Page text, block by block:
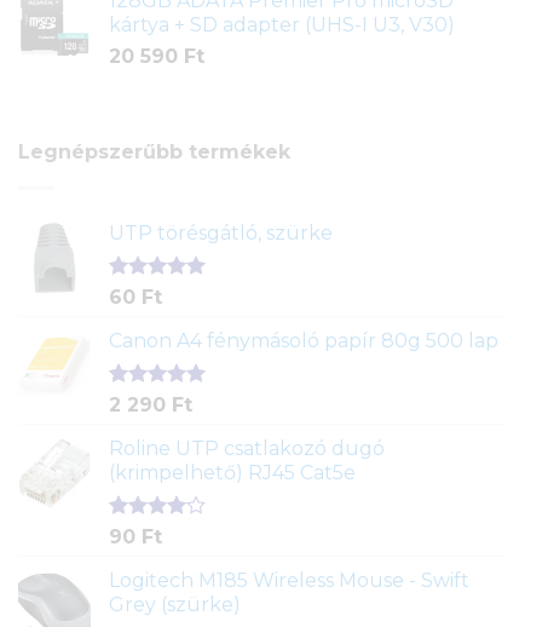
kártya + SD adapter (UHS-I U3, V30)
20 590 Ft
Legnépszerűbb termékek
UTP törésgátló, szürke
Értékelés
ből,
1
értékelés
alapján
60 Ft
Canon A4 fénymásoló papír 80g 500 lap
Értékelés
ből,
2
értékelés
alapján
2 290 Ft
Roline UTP csatlakozó dugó
(krimpelhető) RJ45 Cat5e
Értékelés
5-ből,
2
értékelés
alapján
90 Ft
Logitech M185 Wireless Mouse - Swift
Grey (szürke)